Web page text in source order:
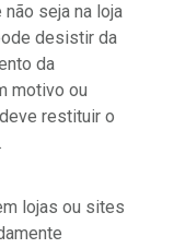
seja na loja
desistir da
da
motivo ou
restituir o
lojas ou sites